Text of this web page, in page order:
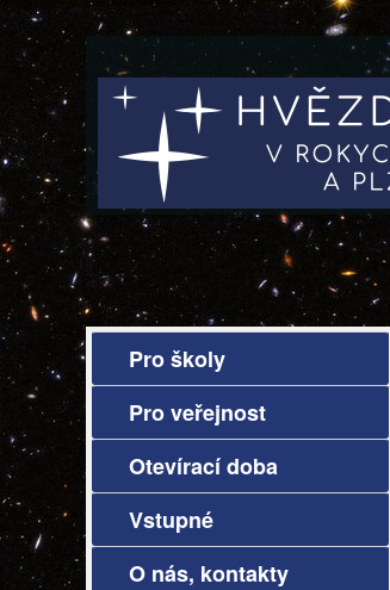
Pro školy
Pro veřejnost
Otevírací doba
Vstupné
O nás, kontakty